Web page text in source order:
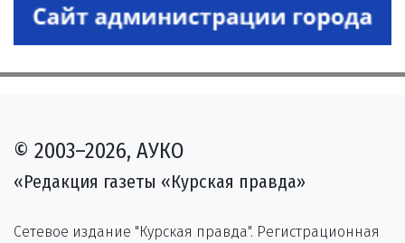
© 2003–2026, АУКО
«Редакция газеты «Курская правда»
Сетевое издание "Курская правда". Регистрационная